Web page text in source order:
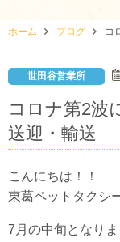
ホーム ブログ コ
世田谷営業所
コロナ第2波
送迎・輸送
こんにちは！！
東葛ペットタクシ
7月の中旬となり